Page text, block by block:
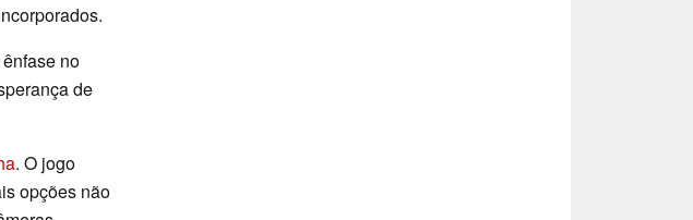
no
de
. O jogo
opções não